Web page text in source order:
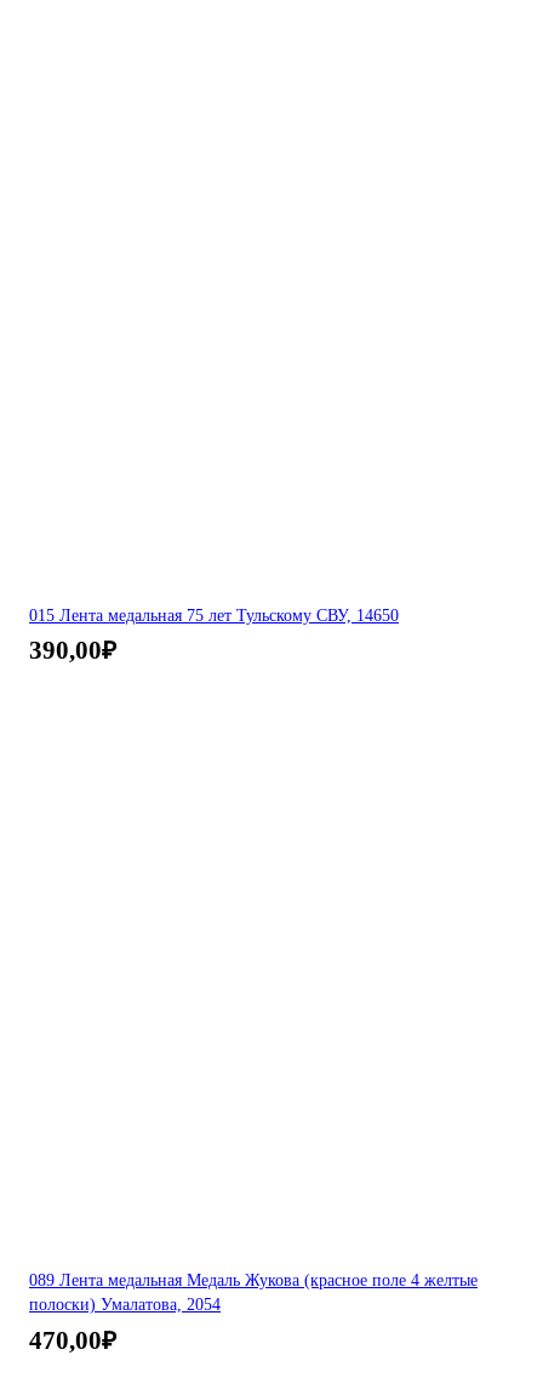
015 Лента медальная 75 лет Тульскому СВУ, 14650
390,00₽
089 Лента медальная Медаль Жукова (красное поле 4 желтые
полоски) Умалатова, 2054
470,00₽